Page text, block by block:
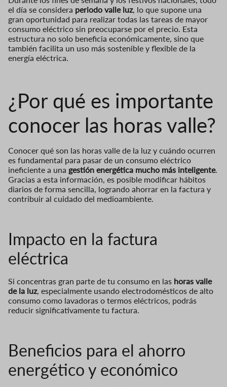
el día se considera periodo valle luz, lo que supone una
gran oportunidad para realizar todas las tareas de mayor
consumo eléctrico sin preocuparse por el precio. Esta
estructura no solo beneficia económicamente, sino que
también facilita un uso más sostenible y flexible de la
energía eléctrica.
¿Por qué es importante
conocer las horas valle?
Conocer qué son las horas valle de la luz y cuándo ocurren
es fundamental para pasar de un consumo eléctrico
ineficiente a una gestión energética mucho más inteligente.
Gracias a esta información, es posible modificar hábitos
diarios de forma sencilla, logrando ahorrar en la factura y
contribuir al cuidado del medioambiente.
Impacto en la factura
eléctrica
Si concentras gran parte de tu consumo en las horas valle
de la luz, especialmente usando electrodomésticos de alto
consumo como lavadoras o termos eléctricos, podrás
reducir significativamente tu factura.
Beneficios para el ahorro
energético y económico